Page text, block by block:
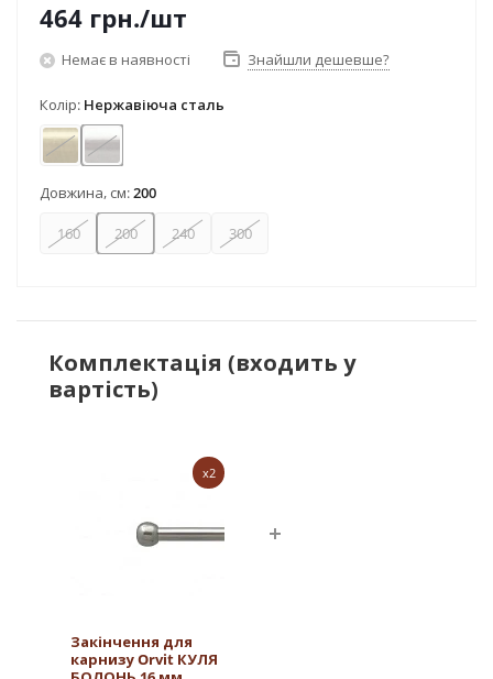
464 грн./шт
Немає в наявності Знайшли дешевше?
Колір: Нержавіюча сталь
Антик Нержавіюча сталь
Довжина, см:200
160 200 240 300
Комплектація (входить у
вартість)
x2
Закінчення для
карнизу Orvit КУЛЯ